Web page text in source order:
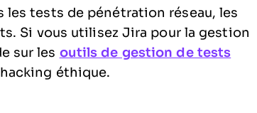
les tests de pénétration réseau, les
Si vous utilisez Jira pour la gestion
sur les outils de gestion de tests
éthique.